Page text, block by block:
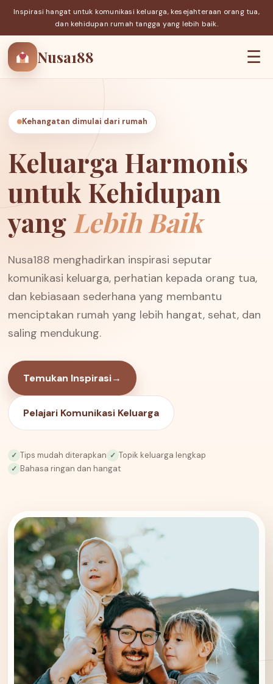
Inspirasi hangat untuk komunikasi keluarga, kesejahteraan orang tua,
dan kehidupan rumah tangga yang lebih baik.
Nusa188 ☰
Kehangatan dimulai dari rumah
Keluarga Harmonis
untuk Kehidupan
yang Lebih Baik
Nusa188 menghadirkan inspirasi seputar
komunikasi keluarga, perhatian kepada orang tua,
dan kebiasaan sederhana yang membantu
menciptakan rumah yang lebih hangat, sehat, dan
saling mendukung.
Temukan Inspirasi→
Pelajari Komunikasi Keluarga
✓ Tips mudah diterapkan ✓ Topik keluarga lengkap
✓ Bahasa ringan dan hangat